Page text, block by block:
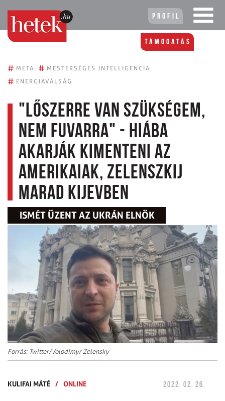
Profil
Támogatás
# META # MESTERSÉGES INTELLIGENCIA
# ENERGIAVÁLSÁG
"Lőszerre van szükségem,
nem fuvarra" - hiába
akarják kimenteni az
amerikaiak, Zelenszkij
marad Kijevben
ISMÉT ÜZENT AZ UKRÁN ELNÖK
Forrás: Twitter/Volodimyr Zelensky
KULIFAI MÁTÉ / ONLINE 2022. 02. 26.